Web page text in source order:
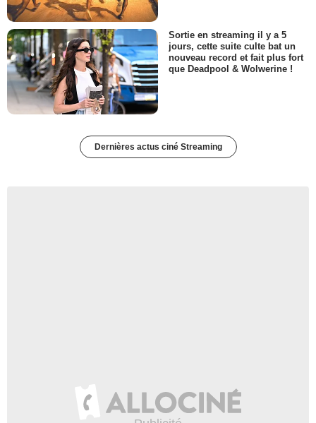
Sortie en streaming il y a 5
jours, cette suite culte bat un
nouveau record et fait plus fort
que Deadpool & Wolwerine !
Dernières actus ciné Streaming